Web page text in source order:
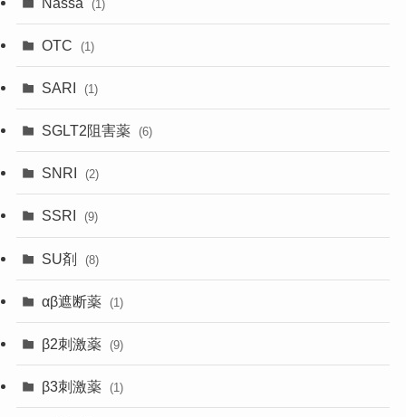
(1)
OTC (1)
SARI (1)
SGLT2阻害薬 (6)
SNRI (2)
SSRI (9)
SU剤 (8)
αβ遮断薬 (1)
β2刺激薬 (9)
β3刺激薬 (1)